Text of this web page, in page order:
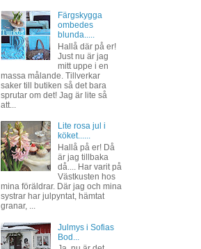
Färgskygga
ombedes
blunda.....
Hallå där på er!
Just nu är jag
mitt uppe i en
massa målande. Tillverkar
saker till butiken så det bara
sprutar om det! Jag är lite så
att...
Lite rosa jul i
köket......
Hallå på er! Då
är jag tillbaka
då.... Har varit på
Västkusten hos
mina föräldrar. Där jag och mina
systrar har julpyntat, hämtat
granar, ...
Julmys i Sofias
Bod...